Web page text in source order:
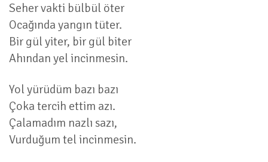
Seher vakti bülbül öter
Ocağında yangın tüter.
Bir gül yiter, bir gül biter
Ahından yel incinmesin.
Yol yürüdüm bazı bazı
Çoka tercih ettim azı.
Çalamadım nazlı sazı,
Vurduğum tel incinmesin.